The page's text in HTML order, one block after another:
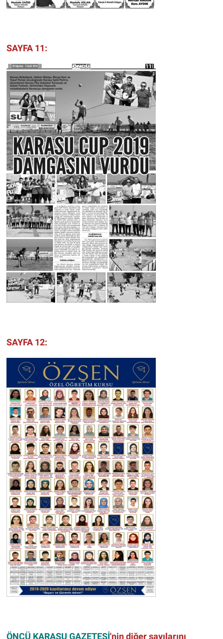
SAYFA 11:
SAYFA 12:
ÖNCÜ KARASU GAZETESİ'nin diğer sayılarını